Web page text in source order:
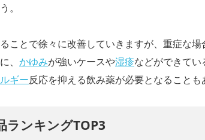
。
ことで徐々に改善していきますが、重症な
、 かゆみが強いケースや湿疹などができて
ギー反応を抑える飲み薬が必要となることも
ランキングTOP3